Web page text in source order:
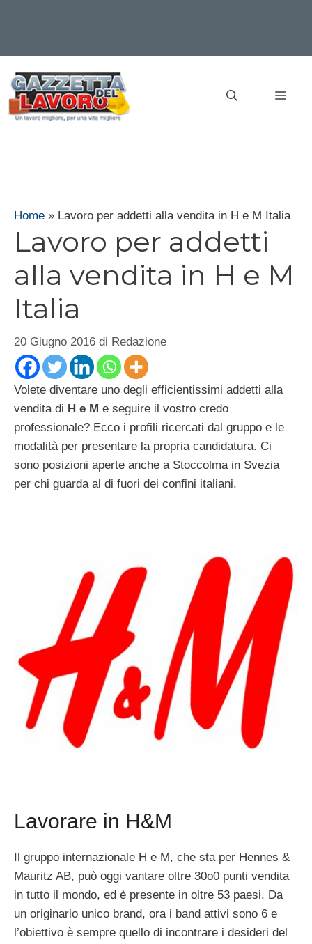
contenuto
Home » Lavoro per addetti alla vendita in H e M Italia
Lavoro per addetti
alla vendita in H e M
Italia
20 Giugno 2016 di Redazione
Volete diventare uno degli efficientissimi addetti alla
vendita di H e M e seguire il vostro credo
professionale? Ecco i profili ricercati dal gruppo e le
modalità per presentare la propria candidatura. Ci
sono posizioni aperte anche a Stoccolma in Svezia
per chi guarda al di fuori dei confini italiani.
Lavorare in H&M
Il gruppo internazionale H e M, che sta per Hennes &
Mauritz AB, può oggi vantare oltre 30o0 punti vendita
in tutto il mondo, ed è presente in oltre 53 paesi. Da
un originario unico brand, ora i band attivi sono 6 e
l’obiettivo è sempre quello di incontrare i desideri del